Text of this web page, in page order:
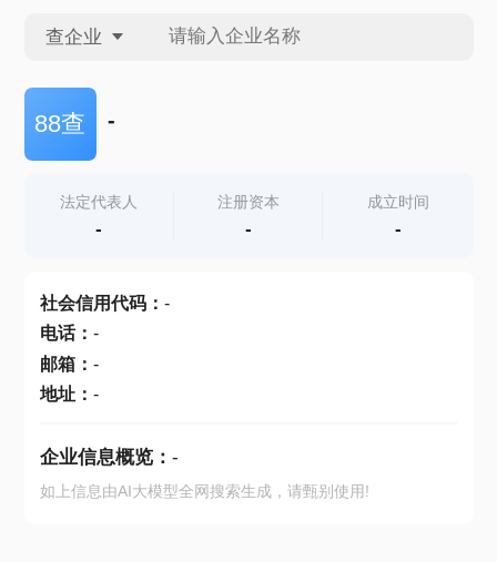
查企业
查企业
查产地
88查 -
法定代表人
-
注册资本
-
成立时间
-
社会信用代码： -
电话： -
邮箱： -
地址： -
企业信息概览： -
如上信息由AI大模型全网搜索生成，请甄别使用!